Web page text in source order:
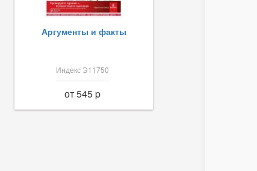
Аргументы и факты
Индекс Э11750
от 545 p